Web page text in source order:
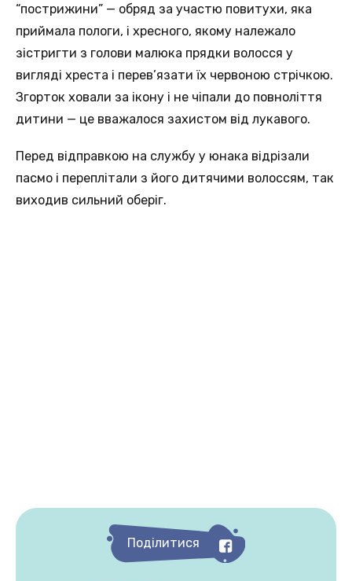
“пострижини” — обряд за участю повитухи, яка
приймала пологи, і хресного, якому належало
зістригти з голови малюка прядки волосся у
вигляді хреста і перев’язати їх червоною стрічкою.
Згорток ховали за ікону і не чіпали до повноліття
дитини — це вважалося захистом від лукавого.
Перед відправкою на службу у юнака відрізали
пасмо і переплітали з його дитячими волоссям, так
виходив сильний оберіг.
Поділитися